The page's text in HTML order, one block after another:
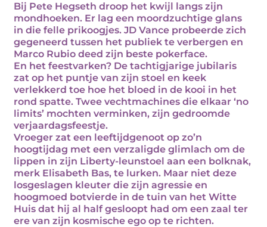
Bij Pete Hegseth droop het kwijl langs zijn
mondhoeken. Er lag een moordzuchtige glans
in die felle prikoogjes. JD Vance probeerde zich
gegeneerd tussen het publiek te verbergen en
Marco Rubio deed zijn beste pokerface.
En het feestvarken? De tachtigjarige jubilaris
zat op het puntje van zijn stoel en keek
verlekkerd toe hoe het bloed in de kooi in het
rond spatte. Twee vechtmachines die elkaar ‘no
limits’ mochten verminken, zijn gedroomde
verjaardagsfeestje.
Vroeger zat een leeftijdgenoot op zo’n
hoogtijdag met een verzaligde glimlach om de
lippen in zijn Liberty-leunstoel aan een bolknak,
merk Elisabeth Bas, te lurken. Maar niet deze
losgeslagen kleuter die zijn agressie en
hoogmoed botvierde in de tuin van het Witte
Huis dat hij al half gesloopt had om een zaal ter
ere van zijn kosmische ego op te richten.